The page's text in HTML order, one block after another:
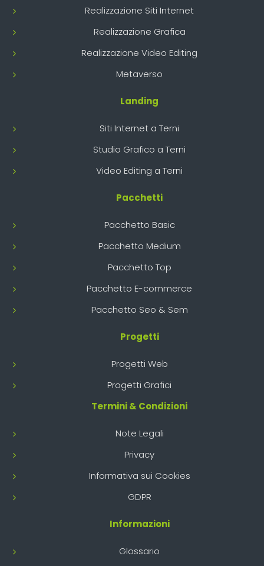
Realizzazione Siti Internet
Realizzazione Grafica
Realizzazione Video Editing
Metaverso
Landing
Siti Internet a Terni
Studio Grafico a Terni
Video Editing a Terni
Pacchetti
Pacchetto Basic
Pacchetto Medium
Pacchetto Top
Pacchetto E-commerce
Pacchetto Seo & Sem
Progetti
Progetti Web
Progetti Grafici
Termini & Condizioni
Note Legali
Privacy
Informativa sui Cookies
GDPR
Informazioni
Glossario